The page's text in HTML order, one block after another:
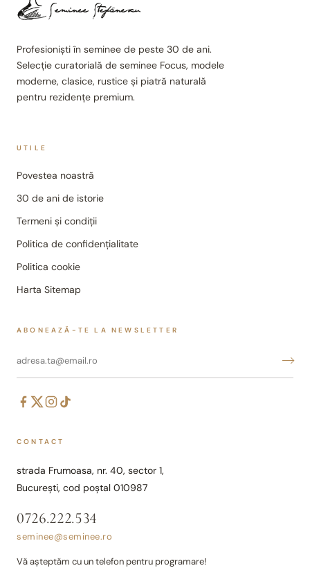
Profesioniști în seminee de peste 30 de ani.
Selecție curatorială de seminee Focus, modele
moderne, clasice, rustice și piatră naturală
pentru rezidențe premium.
UTILE
Povestea noastră
30 de ani de istorie
Termeni și condiții
Politica de confidențialitate
Politica cookie
Harta Sitemap
ABONEAZĂ-TE LA NEWSLETTER
CONTACT
strada Frumoasa, nr. 40, sector 1,
București, cod poștal 010987
0726.222.534
seminee@seminee.ro
Vă așteptăm cu un telefon pentru programare!